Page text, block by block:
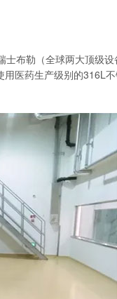
士布勒（全球两大顶级设
医药生产级别的316L